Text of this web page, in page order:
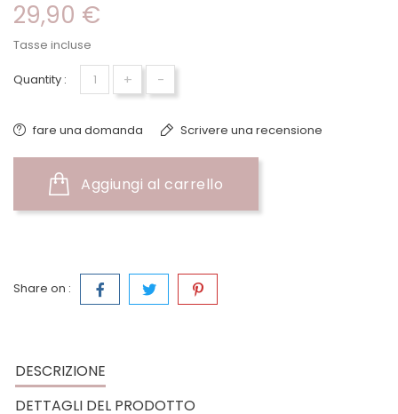
29,90 €
Tasse incluse
Quantity : + -
fare una domanda Scrivere una recensione
Aggiungi al carrello
Share on :
DESCRIZIONE
DETTAGLI DEL PRODOTTO